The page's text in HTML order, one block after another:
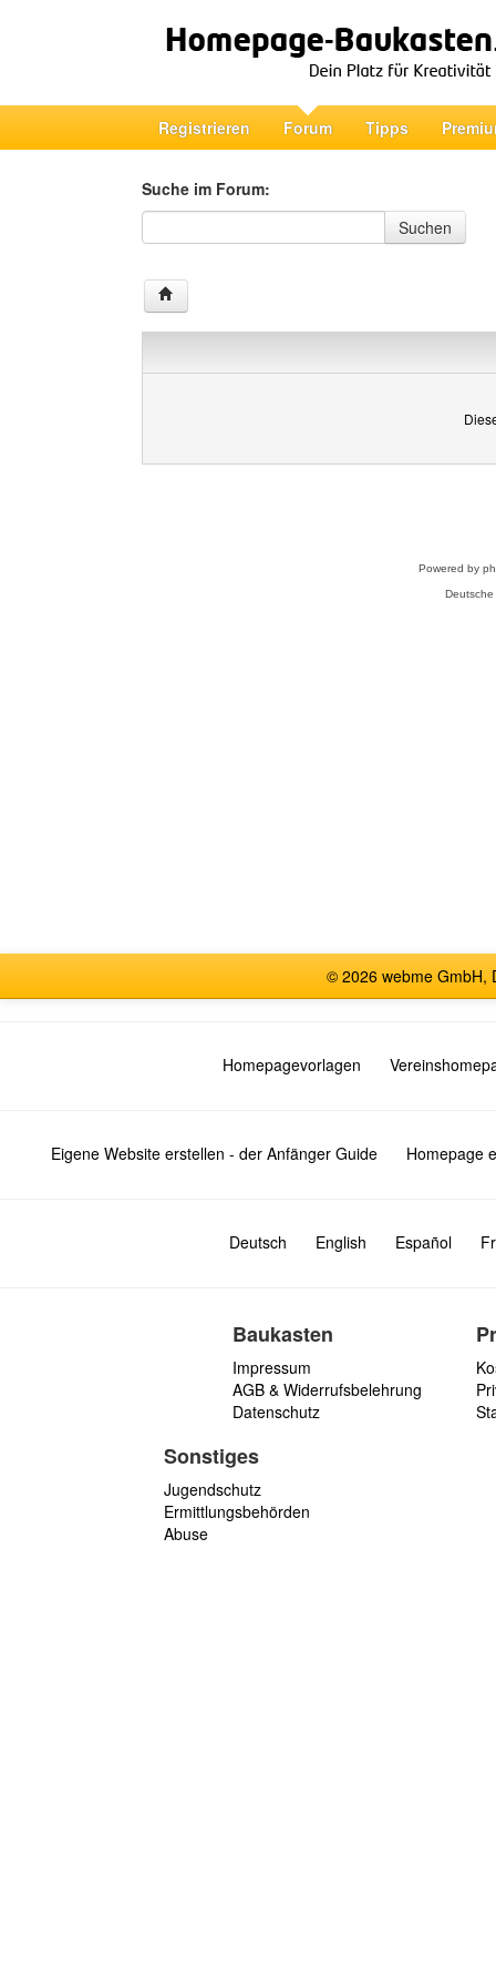
Registrieren Forum Tipps
Suche im Forum:
Suche im Forum
Suchen
Powered by
© 2026 webme GmbH,
Homepagevorlagen
Eigene Website erstellen - der Anfänger Guide Homepage
Deutsch English Español
Baukasten
Impressum
AGB & Widerrufsbelehrung
Datenschutz
Sonstiges
Jugendschutz
Ermittlungsbehörden
Abuse